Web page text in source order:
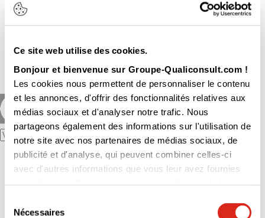
Ce site web utilise des cookies.
Bonjour et bienvenue sur Groupe-Qualiconsult.com !
Les cookies nous permettent de personnaliser le contenu
et les annonces, d'offrir des fonctionnalités relatives aux
médias sociaux et d'analyser notre trafic. Nous
partageons également des informations sur l'utilisation de
notre site avec nos partenaires de médias sociaux, de
publicité et d'analyse, qui peuvent combiner celles-ci
avec d'autres informations que vous leur avez fournies
Nécessaires
Publications et livres blancs
Demander un devis
Nous contacter
Nos agences
Le Groupe
Notre Raison d’être
L’essentiel : histoire, activités et chiffres-clés
Nos filiales
Notre politique éthique